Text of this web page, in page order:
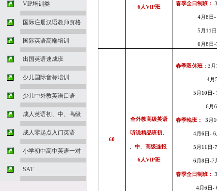
VIP培训类
国际注册汉语教师资格
国际英语高端培训
出国英语速成班
少儿国际音标培训
少儿中外教英语口语
成人英语初、中、高级
成人零起点入门英语
小学初中高中英语一对
SAT
春季全日制班：
4月8 日
5 月11 日
6月8 日-
6人VIP班
60
全外教高级英语
听说精品班初
、中 、高级连报
6人VIP班
春季双休班：3 月
4月
5 月10 日-
6月6
春季晚班： 3 月
4月6日-6
5 月11 日-
6月8 日-7
春季全日制班：
4月6日-